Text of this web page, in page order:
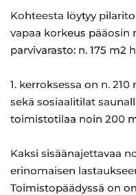
Kohteesta löytyy
vapaa korkeus pääosin
parvivarasto: n. 175 m2
1. kerroksessa on n.
sekä sosiaalitilat
toimistotilaa noin 200
Kaksi sisäänajettavaa
erinomaisen
Toimistopäädyssä on